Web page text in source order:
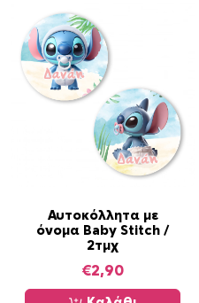
Αυτοκόλλητα με
όνομα Baby Stitch /
2τμχ
€2,90